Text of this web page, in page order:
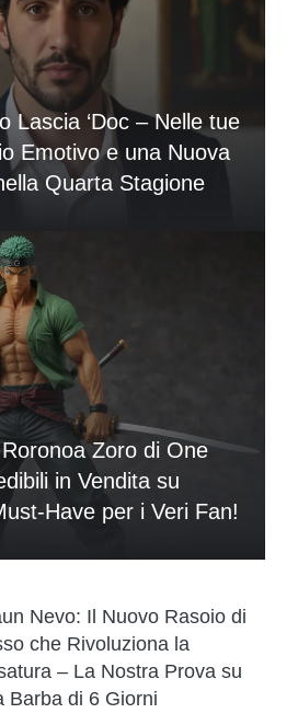
Lascia ‘Doc – Nelle tue
Emotivo e una Nuova
Quarta Stagione
Zoro di One
in Vendita su
Have per i Veri Fan!
Nevo: Il Nuovo Rasoio di
che Rivoluziona la
– La Nostra Prova su
Barba di 6 Giorni